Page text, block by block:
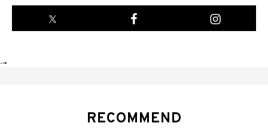
-->
RECOMMEND